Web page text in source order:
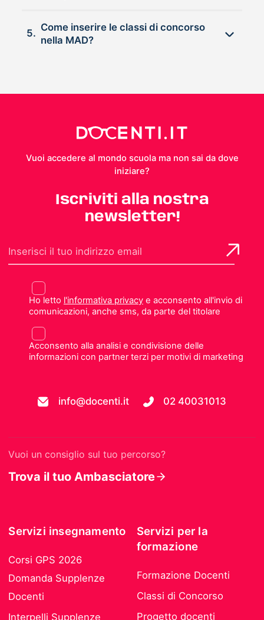
5.
Come inserire le classi di concorso
nella MAD?
Vuoi accedere al mondo scuola ma non sai da dove
iniziare?
Iscriviti alla nostra
newsletter!
Ho letto l'informativa privacye acconsento all'invio di
comunicazioni, anche sms, da parte del titolare
Acconsento alla analisi e condivisione delle
informazioni con partner terzi per motivi di marketing
info@docenti.it 02 40031013
Vuoi un consiglio sul tuo percorso?
Trova il tuo Ambasciatore
Servizi insegnamento
Corsi GPS 2026
Domanda Supplenze
Docenti
Interpelli Supplenze
Servizi per la
formazione
Formazione Docenti
Classi di Concorso
Progetto docenti